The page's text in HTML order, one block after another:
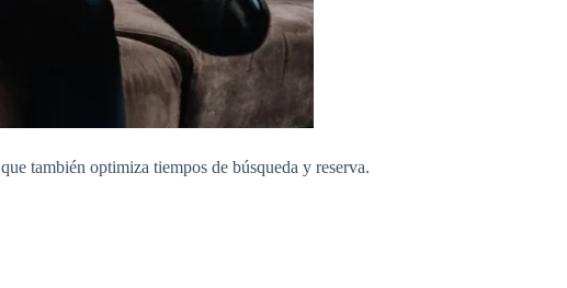
también optimiza tiempos de búsqueda y reserva.